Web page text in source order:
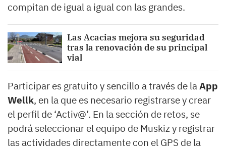
compitan de igual a igual con las grandes.
Las Acacias mejora su seguridad
tras la renovación de su principal
vial
Participar es gratuito y sencillo a través de laApp
Wellk, en la que es necesario registrarse y crear
el perfil de ‘Activ@’. En la sección de retos, se
podrá seleccionar el equipo de Muskiz y registrar
las actividades directamente con el GPS de la